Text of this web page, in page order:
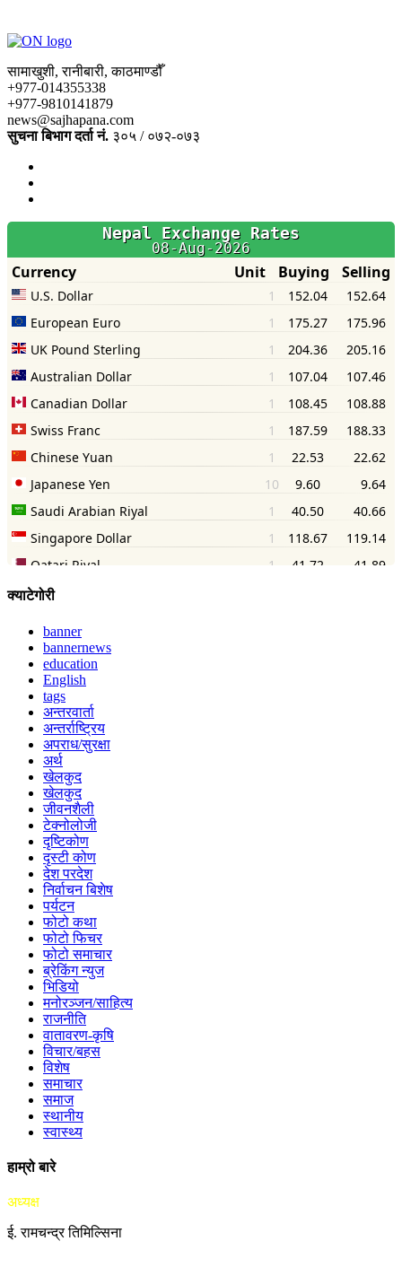
सामाखुशी, रानीबारी, काठमाण्डौँ
+977-014355338
+977-9810141879
news@sajhapana.com
सुचना बिभाग दर्ता नं. ३०५ / ०७२-०७३
क्याटेगोरी
banner
bannernews
education
English
tags
अन्तरवार्ता
अन्तर्राष्ट्रिय
अपराध/सुरक्षा
अर्थ
खेलकुद
खेलकुद
जीवनशैली
टेक्नोलोजी
दृष्टिकोण
दृस्टी कोण
देश परदेश
निर्वाचन बिशेष
पर्यटन
फोटो कथा
फोटो फिचर
फोटो समाचार
ब्रेकिंग न्युज
भिडियो
मनोरञ्जन/साहित्य
राजनीति
वातावरण-कृषि
विचार/बहस
विशेष
समाचार
समाज
स्थानीय
स्वास्थ्य
हाम्रो बारे
अध्यक्ष
ई. रामचन्द्र तिमिल्सिना